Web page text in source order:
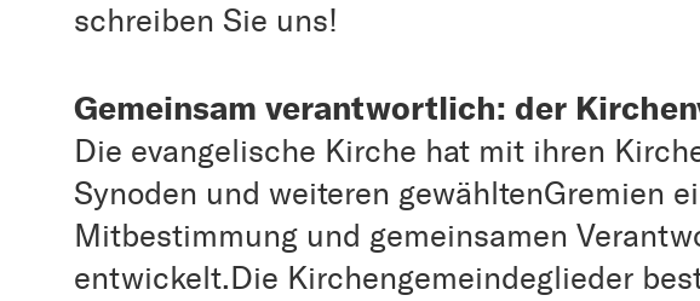
schreiben Sie uns!
Gemeinsam verantwortlich: der
Die evangelische Kirche hat mit ihren
Synoden und weiteren gewähltenGremien
Mitbestimmung und gemeinsamen
entwickelt.Die Kirchengemeindeglieder